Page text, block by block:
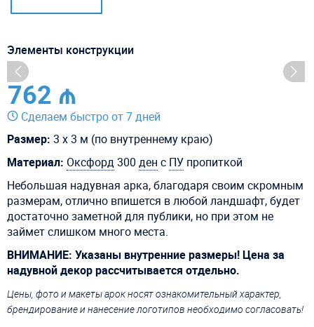
Элементы конструкции
762 ₼
Сделаем быстро от 7 дней
Размер: 3 х 3 м (по внутреннему краю)
Материал: Оксфорд300 ден с ПУ пропиткой
Небольшая надувная арка, благодаря своим скромным
размерам, отлично впишется в любой ландшафт, будет
достаточно заметной для публики, но при этом не
займет слишком много места.
ВНИМАНИЕ: Указаны внутренние размеры! Цена за
надувной декор рассчитывается отдельно.
Цены, фото и макеты арок носят ознакомительный характер,
брендирование и нанесение логотипов необходимо согласовать!